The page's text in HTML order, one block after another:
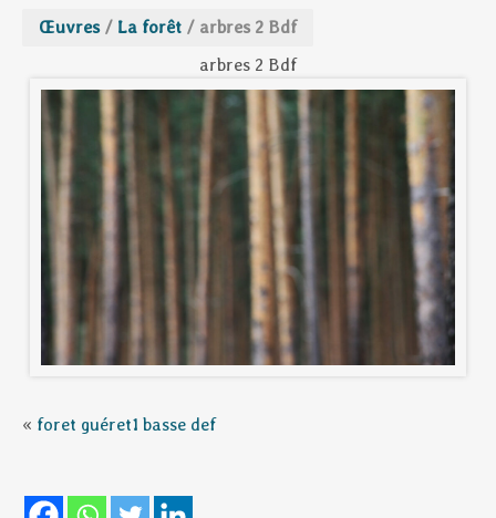
Œuvres / La forêt / arbres 2 Bdf
arbres 2 Bdf
« foret guéret1 basse def